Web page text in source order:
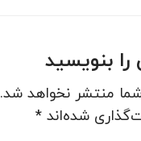
را بنویسید
منتشر نخواهد شد.
شده‌اند*